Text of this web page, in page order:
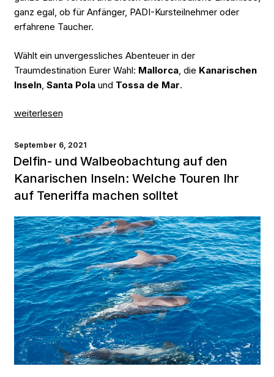
ganz egal, ob für Anfänger, PADI-Kursteilnehmer oder
erfahrene Taucher.
Wählt ein unvergessliches Abenteuer in der
Traumdestination Eurer Wahl: Mallorca, die Kanarischen
Inseln, Santa Polaund Tossa de Mar.
„Tauchen
Spanien:
Die
4
besten
Spots“
weiterlesen
VERÖFFENTLICHT
AM
September 6, 2021
Delfin- und Walbeobachtung auf den
Kanarischen Inseln: Welche Touren Ihr
auf Teneriffa machen solltet